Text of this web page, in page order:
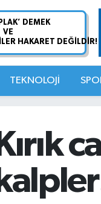
TEKNOLOJİ
Kırık